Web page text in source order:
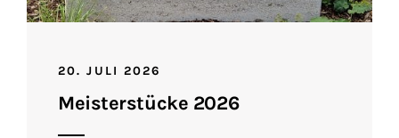
20. JULI 2026
Meisterstücke 2026